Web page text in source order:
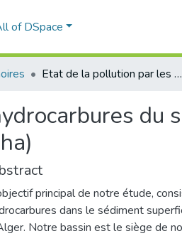
of DSpace
Etat de la pollution par les hydrocarbures du sédiment superficiel dans le port d’Alger (Bassin Mustapha)
du
principal de notre étude,
dans le sédiment
Notre bassin est le siège de